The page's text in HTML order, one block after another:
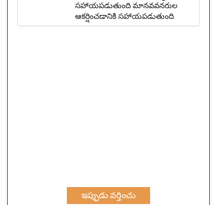
సహాయపడుతుంది మానవవనరుల
ఆకర్షించడానికి సహాయపడుతుంది.
ఇప్పుడు వర్తించు